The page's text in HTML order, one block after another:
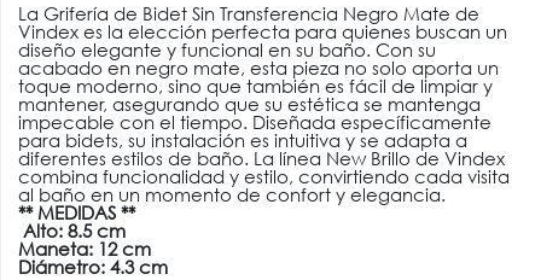
La Grifería de Bidet Sin Transferencia Negro Mate de
Vindex es la elección perfecta para quienes buscan un
diseño elegante y funcional en su baño. Con su
acabado en negro mate, esta pieza no solo aporta un
toque moderno, sino que también es fácil de limpiar y
mantener, asegurando que su estética se mantenga
impecable con el tiempo. Diseñada específicamente
para bidets, su instalación es intuitiva y se adapta a
diferentes estilos de baño. La línea New Brillo de Vindex
combina funcionalidad y estilo, convirtiendo cada visita
al baño en un momento de confort y elegancia.
** MEDIDAS **
Alto: 8.5 cm
Maneta: 12 cm
Diámetro: 4.3 cm